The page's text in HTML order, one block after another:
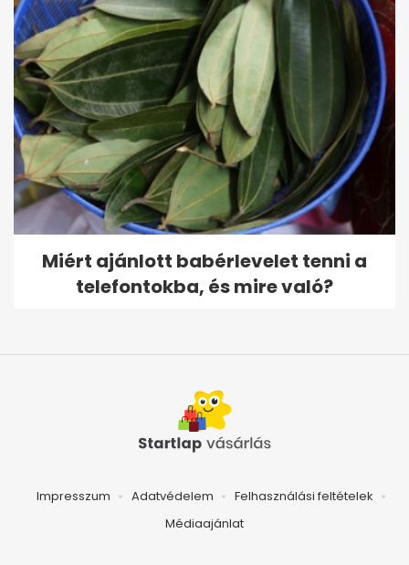
Miért ajánlott babérlevelet tenni a
telefontokba, és mire való?
Impresszum Adatvédelem
Felhasználási feltételek
Médiaajánlat